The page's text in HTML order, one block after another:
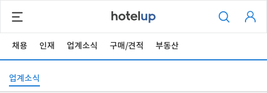
채용 인재 업계소식 구매/견적 부동산
업계소식